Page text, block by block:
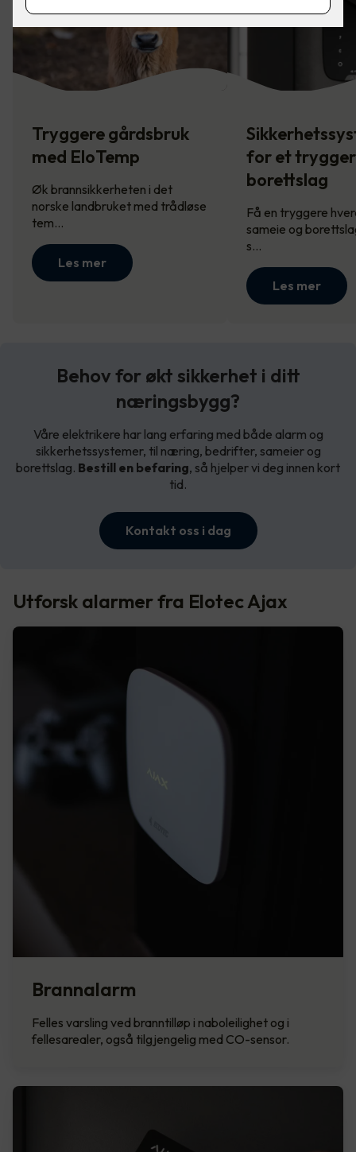
Tryggere gårdsbruk
med EloTemp
Øk brannsikkerheten i det
norske landbruket med trådløse
tem…
Les mer
for et
borettslag
Få en tryggere
sameie og
s…
Les mer
Behov for økt sikkerhet i ditt
næringsbygg?
Våre elektrikere har lang erfaring med både alarm og
sikkerhetssystemer, til næring, bedrifter, sameier og
borettslag. Bestill en befaring, så hjelper vi deg innen kort
tid.
Kontakt oss i dag
Utforsk alarmer fra Elotec Ajax
Brannalarm
Felles varsling ved branntilløp i naboleilighet og i
fellesarealer, også tilgjengelig med CO-sensor.